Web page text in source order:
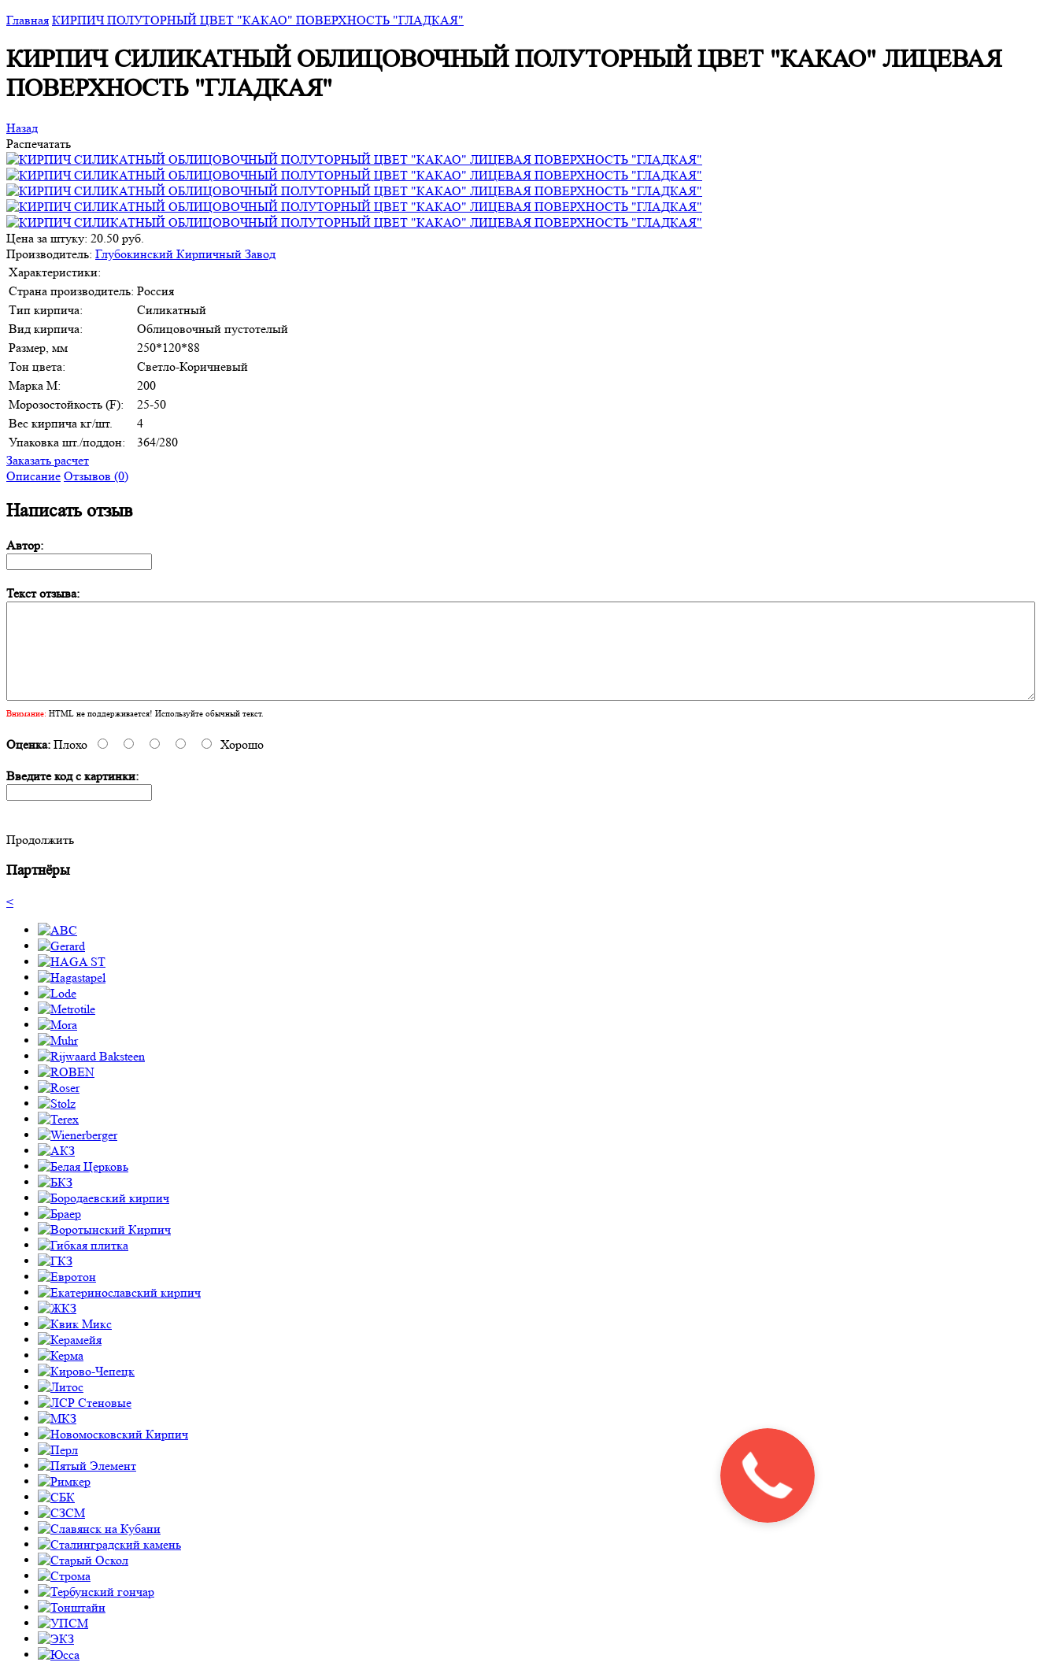
Главная КИРПИЧ ПОЛУТОРНЫЙ ЦВЕТ "КАКАО" ПОВЕРХНОСТЬ "ГЛАДКАЯ"
КИРПИЧ СИЛИКАТНЫЙ ОБЛИЦОВОЧНЫЙ ПОЛУТОРНЫЙ ЦВЕТ "КАКАО" ЛИЦЕВАЯ
ПОВЕРХНОСТЬ "ГЛАДКАЯ"
Назад
Распечатать
Цена за штуку: 20.50 руб.
Производитель: Глубокинский Кирпичный Завод
Характеристики:
Страна производитель: Россия
Тип кирпича:
Силикатный
Вид кирпича:
Облицовочный пустотелый
Размер, мм
250*120*88
Тон цвета:
Светло-Коричневый
Марка М:
200
Морозостойкость (F):
25-50
Вес кирпича кг/шт.
4
Упаковка шт./поддон:
364/280
Заказать расчет
Описание Отзывов (0)
Написать отзыв
Автор:
Текст отзыва:
Внимание: HTML не поддерживается! Используйте обычный текст.
Оценка: Плохо Хорошо
Введите код с картинки:
Продолжить
Партнёры
<